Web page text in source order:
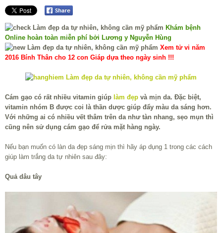
Khám bệnh
Online hoàn toàn miễn phí bởi Lương y Nguyễn Hùng
Xem tử vi năm
2016 Bính Thân cho 12 con Giáp dựa theo ngày sinh !!!
Cám gạo có rất nhiều vitamin giúp làm đẹp và mịn da. Đặc biệt,
vitamin nhóm B được coi là thần dược giúp đẩy màu da sáng hơn.
Với những ai có nhiều vết thâm trên da như tàn nhang, sẹo mụn thì
cũng nên sử dụng cám gạo để rửa mặt hàng ngày.
Nếu bạn muốn có làn da đẹp sáng mịn thì hãy áp dụng 1 trong các cách
giúp làm trắng da tự nhiên sau đây:
Quả dâu tây